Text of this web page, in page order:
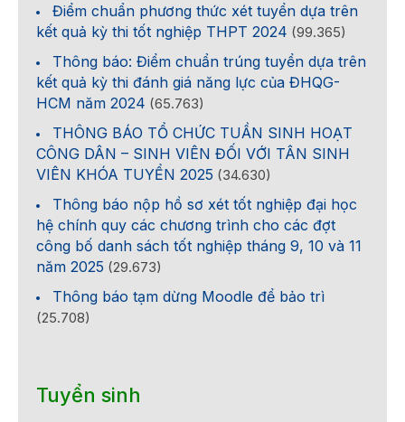
Điểm chuẩn phương thức xét tuyển dựa trên
kết quả kỳ thi tốt nghiệp THPT 2024 (99.365)
Thông báo: Điểm chuẩn trúng tuyển dựa trên
kết quả kỳ thi đánh giá năng lực của ĐHQG-
HCM năm 2024 (65.763)
THÔNG BÁO TỔ CHỨC TUẦN SINH HOẠT
CÔNG DÂN – SINH VIÊN ĐỐI VỚI TÂN SINH
VIÊN KHÓA TUYỂN 2025 (34.630)
Thông báo nộp hồ sơ xét tốt nghiệp đại học
hệ chính quy các chương trình cho các đợt
công bố danh sách tốt nghiệp tháng 9, 10 và 11
năm 2025 (29.673)
Thông báo tạm dừng Moodle để bảo trì
(25.708)
Tuyển sinh